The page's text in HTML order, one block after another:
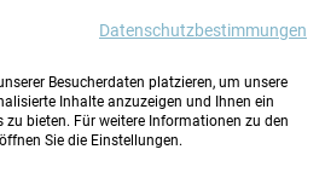
Datenschutzbestimmungen
Besucherdaten platzieren, um unsere
Inhalte anzuzeigen und Ihnen ein
zu bieten. Für weitere Informationen zu den
Sie die Einstellungen.